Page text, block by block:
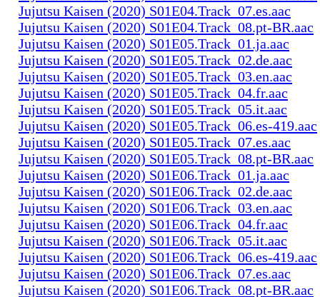
Jujutsu Kaisen (2020) S01E04.Track_07.es.aac
Jujutsu Kaisen (2020) S01E04.Track_08.pt-BR.aac
Jujutsu Kaisen (2020) S01E05.Track_01.ja.aac
Jujutsu Kaisen (2020) S01E05.Track_02.de.aac
Jujutsu Kaisen (2020) S01E05.Track_03.en.aac
Jujutsu Kaisen (2020) S01E05.Track_04.fr.aac
Jujutsu Kaisen (2020) S01E05.Track_05.it.aac
Jujutsu Kaisen (2020) S01E05.Track_06.es-419.aac
Jujutsu Kaisen (2020) S01E05.Track_07.es.aac
Jujutsu Kaisen (2020) S01E05.Track_08.pt-BR.aac
Jujutsu Kaisen (2020) S01E06.Track_01.ja.aac
Jujutsu Kaisen (2020) S01E06.Track_02.de.aac
Jujutsu Kaisen (2020) S01E06.Track_03.en.aac
Jujutsu Kaisen (2020) S01E06.Track_04.fr.aac
Jujutsu Kaisen (2020) S01E06.Track_05.it.aac
Jujutsu Kaisen (2020) S01E06.Track_06.es-419.aac
Jujutsu Kaisen (2020) S01E06.Track_07.es.aac
Jujutsu Kaisen (2020) S01E06.Track_08.pt-BR.aac